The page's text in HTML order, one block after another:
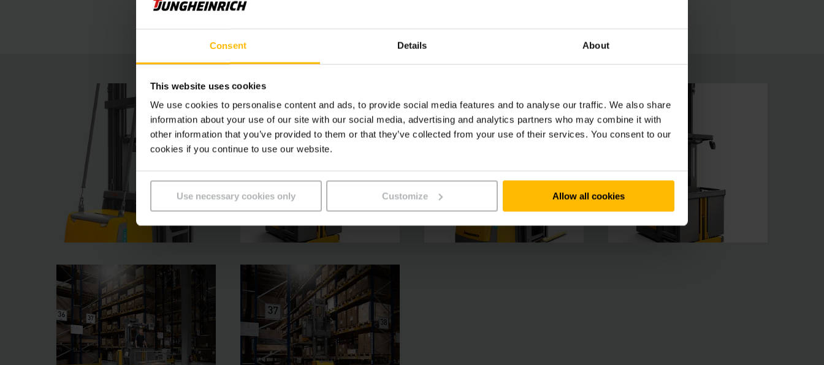
Consent Details About
This website uses cookies
We use cookies to personalise content and ads, to provide social media features and to analyse our traffic. We also share
information about your use of our site with our social media, advertising and analytics partners who may combine it with
other information that you’ve provided to them or that they’ve collected from your use of their services. You consent to our
cookies if you continue to use our website.
Use necessary cookies only Customize Allow all cookies
energetickú účinnosť.